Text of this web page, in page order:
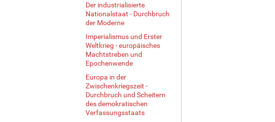
Der industrialisierte
Nationalstaat - Durchbruch
der Moderne
Imperialismus und Erster
Weltkrieg - europäisches
Machtstreben und
Epochenwende
Europa in der
Zwischenkriegszeit -
Durchbruch und Scheitern
des demokratischen
Verfassungsstaats